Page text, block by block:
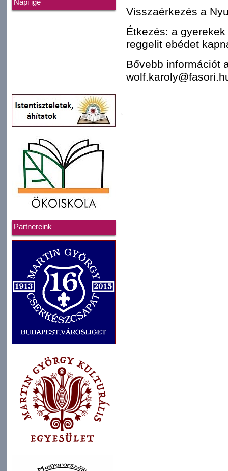
Napi ige
Partnereink
Visszaérkezés a
Étkezés: a
reggelit ebédet
Bővebb információt